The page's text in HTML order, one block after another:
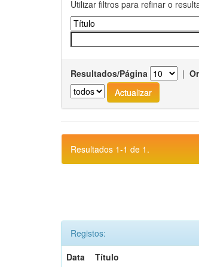
Utilizar filtros para refinar o
Resultados/Página |
Resultados 1-1 de 1.
Registos:
Data
Título